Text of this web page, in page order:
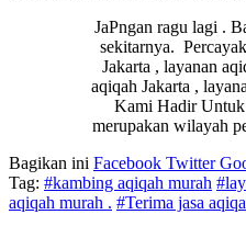
JaPngan ragu lagi .
sekitarnya.
Jakarta , layanan
aqiqah Jakarta ,
Kami Hadir Untuk
merupakan wilayah
Bagikan ini Facebook Twitter
Tag: #kambing aqiqah murah
aqiqah murah . #Terima jasa